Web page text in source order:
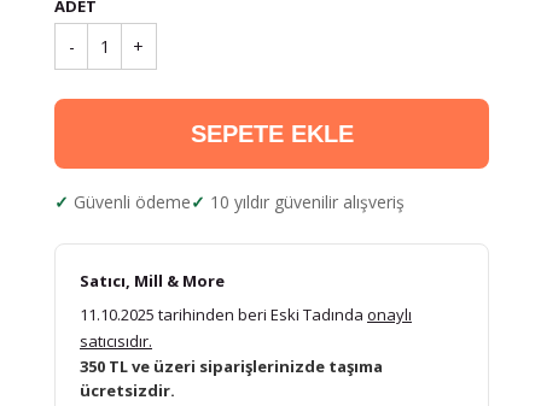
ADET
- 1 +
SEPETE EKLE
Güvenli ödeme 10 yıldır güvenilir alışveriş
Satıcı, Mill & More
11.10.2025 tarihinden beri Eski Tadında onaylı
satıcısıdır.
350 TL ve üzeri siparişlerinizde taşıma
ücretsizdir.